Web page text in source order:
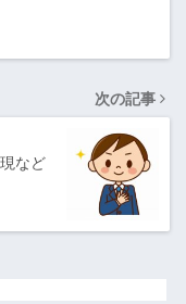
次の記事
など